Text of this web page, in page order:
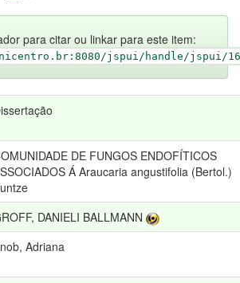
para citar ou linkar para este item:
jspui/handle/jspui/
DE FUNGOS ENDOFÍTICOS
Á Araucaria angustifolia (Bertol.)
DANIELI BALLMANN
Adriana